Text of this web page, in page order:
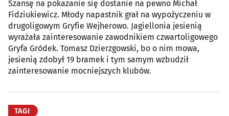
Szansę na pokazanie się dostanie na pewno Michał
Fidziukiewicz. Młody napastnik grał na wypożyczeniu w
drugoligowym Gryfie Wejherowo. Jagiellonia jesienią
wyrażała zainteresowanie zawodnikiem czwartoligowego
Gryfa Gródek. Tomasz Dzierzgowski, bo o nim mowa,
jesienią zdobył 19 bramek i tym samym wzbudził
zainteresowanie mocniejszych klubów.
TAGI